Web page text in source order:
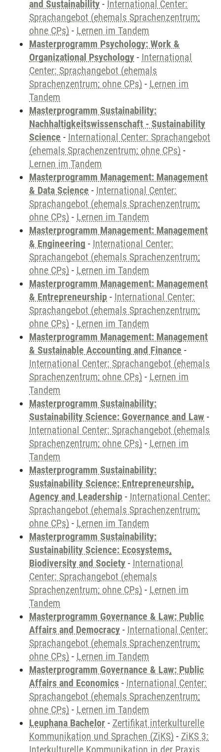
and Sustainability - International Center:
Sprachangebot (ehemals Sprachenzentrum;
ohne CPs) - Lernen im Tandem
Masterprogramm Psychology: Work &
Organizational Psychology - International
Center: Sprachangebot (ehemals
Sprachenzentrum; ohne CPs) - Lernen im
Tandem
Masterprogramm Sustainability:
Nachhaltigkeitswissenschaft - Sustainability
Science - International Center: Sprachangebot
(ehemals Sprachenzentrum; ohne CPs) -
Lernen im Tandem
Masterprogramm Management: Management
& Data Science - International Center:
Sprachangebot (ehemals Sprachenzentrum;
ohne CPs) - Lernen im Tandem
Masterprogramm Management: Management
& Engineering - International Center:
Sprachangebot (ehemals Sprachenzentrum;
ohne CPs) - Lernen im Tandem
Masterprogramm Management: Management
& Entrepreneurship - International Center:
Sprachangebot (ehemals Sprachenzentrum;
ohne CPs) - Lernen im Tandem
Masterprogramm Management: Management
& Sustainable Accounting and Finance -
International Center: Sprachangebot (ehemals
Sprachenzentrum; ohne CPs) - Lernen im
Tandem
Masterprogramm Sustainability:
Sustainability Science: Governance and Law -
International Center: Sprachangebot (ehemals
Sprachenzentrum; ohne CPs) - Lernen im
Tandem
Masterprogramm Sustainability:
Sustainability Science: Entrepreneurship,
Agency and Leadership - International Center:
Sprachangebot (ehemals Sprachenzentrum;
ohne CPs) - Lernen im Tandem
Masterprogramm Sustainability:
Sustainability Science: Ecosystems,
Biodiversity and Society - International
Center: Sprachangebot (ehemals
Sprachenzentrum; ohne CPs) - Lernen im
Tandem
Masterprogramm Governance & Law: Public
Affairs and Democracy - International Center:
Sprachangebot (ehemals Sprachenzentrum;
ohne CPs) - Lernen im Tandem
Masterprogramm Governance & Law: Public
Affairs and Economics - International Center:
Sprachangebot (ehemals Sprachenzentrum;
ohne CPs) - Lernen im Tandem
Leuphana Bachelor - Zertifikat interkulturelle
Kommunikation und Sprachen (ZiKS) - ZiKS 3:
Interkulturelle Kommunikation in der Praxis